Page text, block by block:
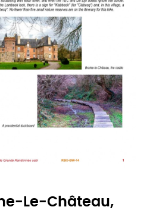
Le-Château,